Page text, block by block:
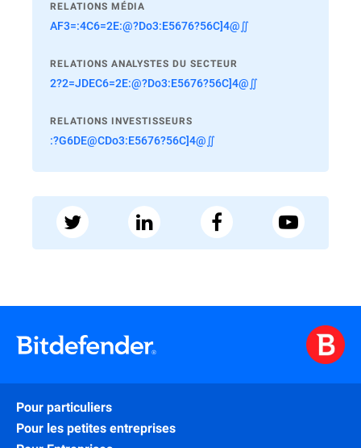
RELATIONS MÉDIA
AF3=:4C6=2E:@?Do3:E5676?56C]4@∬
RELATIONS ANALYSTES DU SECTEUR
2?2=JDEC6=2E:@?Do3:E5676?56C]4@∬
RELATIONS INVESTISSEURS
:?G6DE@CDo3:E5676?56C]4@∬
Pour particuliers
Pour les petites entreprises